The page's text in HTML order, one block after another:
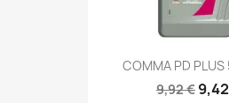
COMMA PD PLUS
9,92 €